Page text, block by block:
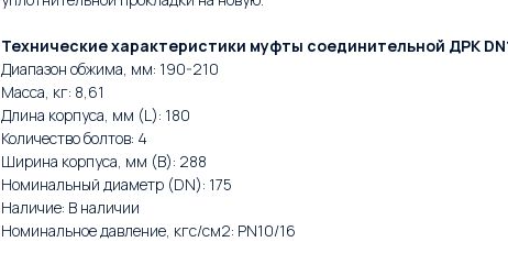
Технические характеристики муфты соединительной ДРК
Диапазон обжима, мм: 190-210
Масса, кг: 8,61
Длина корпуса, мм (L): 180
Количество болтов: 4
Ширина корпуса, мм (B): 288
Номинальный диаметр (DN): 175
Наличие: В наличии
Номинальное давление, кгс/см2: PN10/16